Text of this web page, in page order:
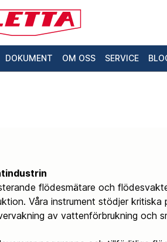
DOKUMENT OM OSS SERVICE
flödesmätare och
Våra instrument stödjer kritiska
av vattenförbrukning och